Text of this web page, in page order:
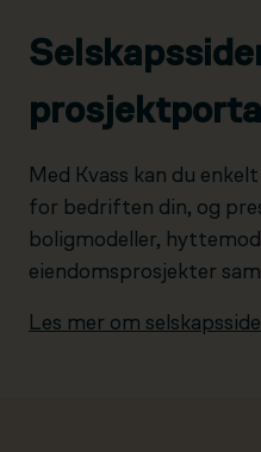
Med Kvass kan du
for bedriften din, og
boligmodeller,
eiendomsprosjekter
Les mer om